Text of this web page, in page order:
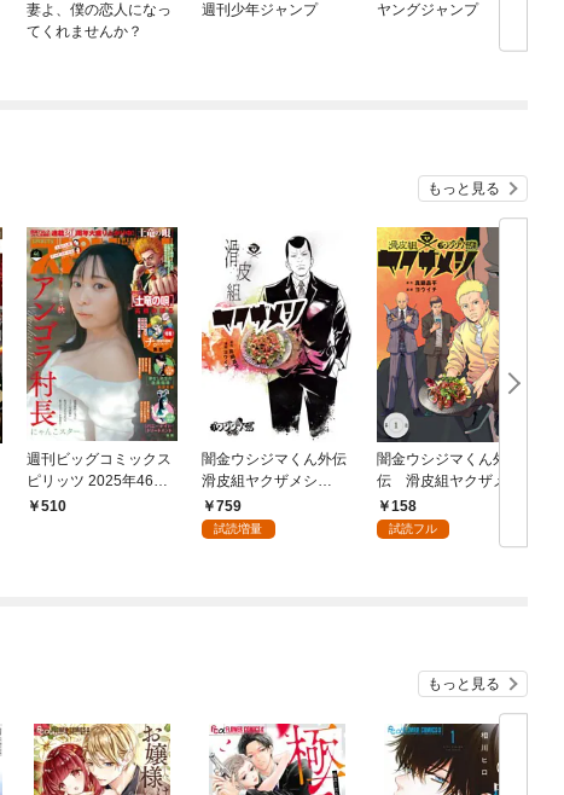
妻よ、僕の恋人になっ
てくれませんか？
週刊少年ジャンプ ヤングジャンプ
もっと見る
週刊ビッグコミックス
ピリッツ 2025年46号
【デジタル版限定グラ
510
闇金ウシジマくん外伝
滑皮組ヤクザメシ
（１）
759
試読増量
闇金ウシジマくん外
伝 滑皮組ヤクザメシ
【単話】（１）
158
試読フル
もっと見る